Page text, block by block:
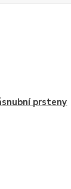
prsteny